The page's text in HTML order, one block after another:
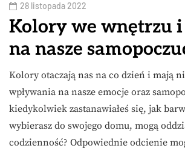
28 listopada 2022
Kolory we wnętrzu
na nasze
Kolory otaczają nas na co dzień i mają
wpływania na nasze emocje oraz
kiedykolwiek zastanawiałeś się, jak
wybierasz do swojego domu, mogą
codzienność? Odpowiednie odcienie